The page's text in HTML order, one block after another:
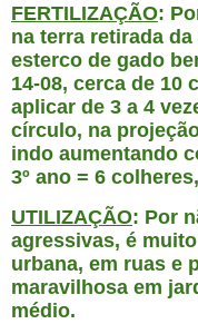
FERTILIZAÇÃO:
na terra retirada
esterco de gado
14-08, cerca de 10
aplicar de 3 a 4
círculo, na
indo aumentando
3º ano = 6
UTILIZAÇÃO: Por
agressivas, é
urbana, em ruas e
maravilhosa em
médio.